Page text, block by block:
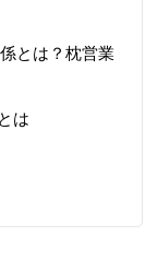
とは？枕営業
は